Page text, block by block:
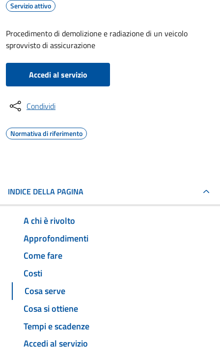
Servizio attivo
Procedimento di demolizione e radiazione di un veicolo
sprovvisto di assicurazione
Accedi al servizio
Condividi
Normativa di riferimento
INDICE DELLA PAGINA
A chi è rivolto
Approfondimenti
Come fare
Costi
Cosa serve
Cosa si ottiene
Tempi e scadenze
Accedi al servizio